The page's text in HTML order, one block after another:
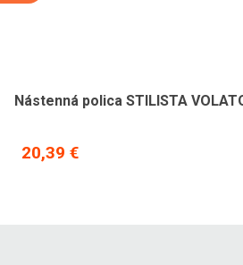
Nástenná polica STILISTA
20,39 €